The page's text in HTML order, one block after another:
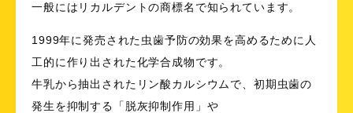
一般にはリカルデントの商標名で知られています。
1999年に発売された虫歯予防の効果を高めるために人
工的に作り出された化学合成物です。
牛乳から抽出されたリン酸カルシウムで、初期虫歯の
発生を抑制する「脱灰抑制作用」や